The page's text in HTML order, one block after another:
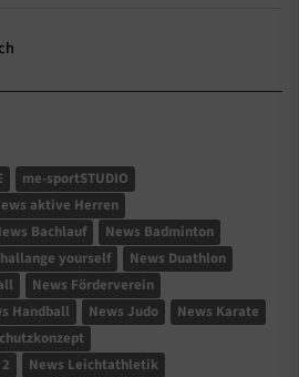
me-sportSTUDIO
aktive Herren
Bachlauf
News Badminton
yourself
News Duathlon
News Förderverein
Handball News Judo
News Karate
News Leichtathletik